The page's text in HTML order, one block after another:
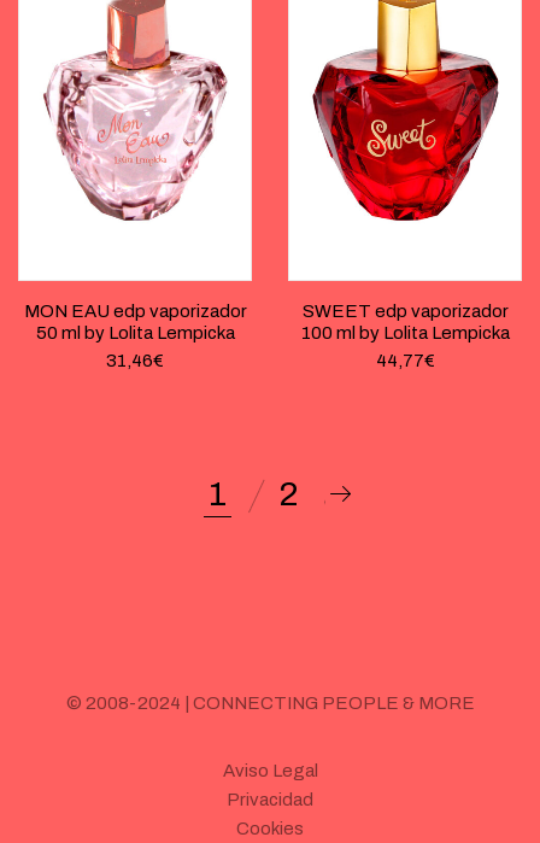
MON EAU edp vaporizador
50 ml by Lolita Lempicka
31,46€
SWEET edp vaporizador
100 ml by Lolita Lempicka
44,77€
1 2
© 2008-2024 | CONNECTING PEOPLE & MORE
Aviso Legal
Privacidad
Cookies